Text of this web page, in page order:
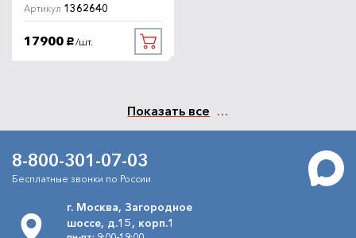
Артикул 1362640
17900 руб. /шт.
Показать все
8-800-301-07-03
Бесплатные звонки по России
г. Москва, Загородное
шоссе, д.15, корп.1